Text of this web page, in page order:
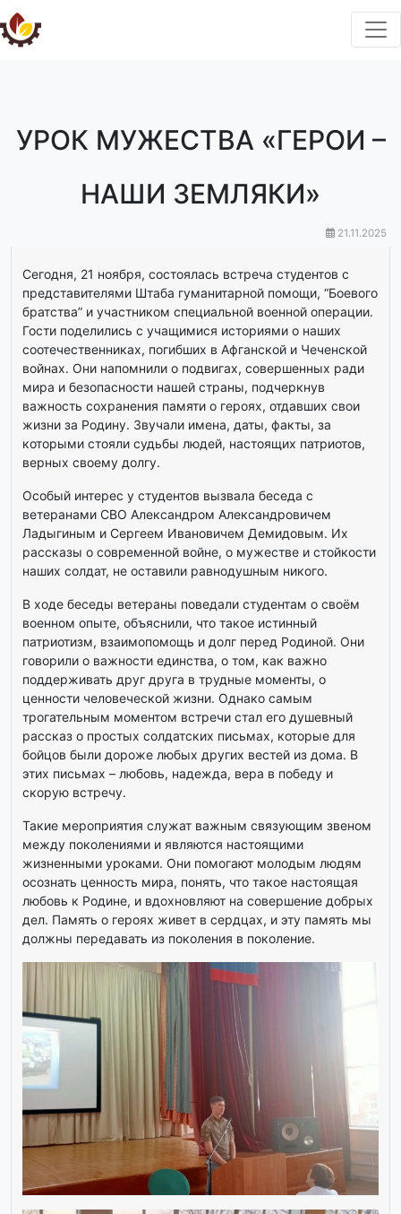
УРОК МУЖЕСТВА «ГЕРОИ –
НАШИ ЗЕМЛЯКИ»
21.11.2025
Сегодня, 21 ноября, состоялась встреча студентов с
представителями Штаба гуманитарной помощи, “Боевого
братства” и участником специальной военной операции.
Гости поделились с учащимися историями о наших
соотечественниках, погибших в Афганской и Чеченской
войнах. Они напомнили о подвигах, совершенных ради
мира и безопасности нашей страны, подчеркнув
важность сохранения памяти о героях, отдавших свои
жизни за Родину. Звучали имена, даты, факты, за
которыми стояли судьбы людей, настоящих патриотов,
верных своему долгу.
Особый интерес у студентов вызвала беседа с
ветеранами СВО Александром Александровичем
Ладыгиным и Сергеем Ивановичем Демидовым. Их
рассказы о современной войне, о мужестве и стойкости
наших солдат, не оставили равнодушным никого.
В ходе беседы ветераны поведали студентам о своём
военном опыте, объяснили, что такое истинный
патриотизм, взаимопомощь и долг перед Родиной. Они
говорили о важности единства, о том, как важно
поддерживать друг друга в трудные моменты, о
ценности человеческой жизни. Однако самым
трогательным моментом встречи стал его душевный
рассказ о простых солдатских письмах, которые для
бойцов были дороже любых других вестей из дома. В
этих письмах – любовь, надежда, вера в победу и
скорую встречу.
Такие мероприятия служат важным связующим звеном
между поколениями и являются настоящими
жизненными уроками. Они помогают молодым людям
осознать ценность мира, понять, что такое настоящая
любовь к Родине, и вдохновляют на совершение добрых
дел. Память о героях живет в сердцах, и эту память мы
должны передавать из поколения в поколение.